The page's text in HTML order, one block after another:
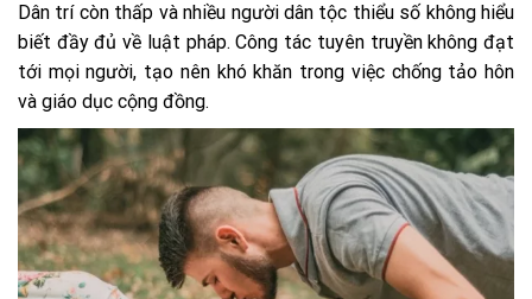
Dân trí còn thấp và nhiều người dân tộc thiểu số không hiểu
biết đầy đủ về luật pháp. Công tác tuyên truyền không đạt
tới mọi người, tạo nên khó khăn trong việc chống tảo hôn
và giáo dục cộng đồng.